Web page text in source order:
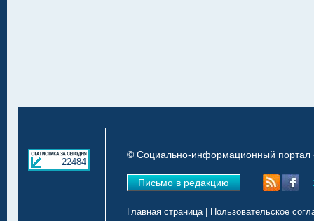
22484
© Социально-информационный портал
Письмо в редакцию
Главная страница| Пользовательское